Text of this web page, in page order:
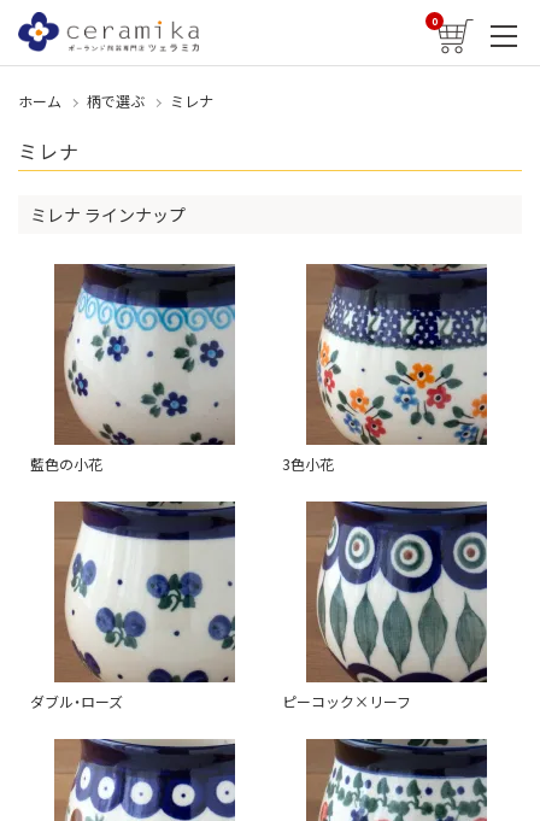
0
ホーム 柄で選ぶ ミレナ
ミレナ
ミレナ ラインナップ
藍色の小花 3色小花
ダブル・ローズ ピーコック×リーフ